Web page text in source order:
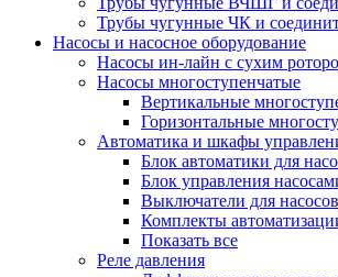
Трубы чугунные ЧК и
Насосы и насосное оборудование
Насосы ин-лайн с сухим
Насосы многоступенчатые
Вертикальные
Горизонтальные
Автоматика и шкафы
Блок автоматики для
Блок управления
Выключатели для насосов
Комплекты
Показать все
Реле давления